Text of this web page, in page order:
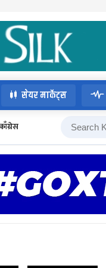
सेयर मार्केट्स